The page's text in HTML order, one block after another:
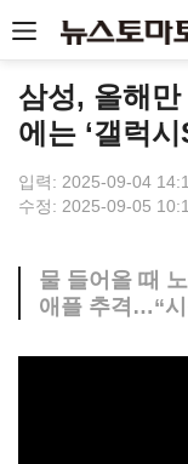
삼성, 올해만
에는 ‘갤럭시
입력: 2025-09-04
수정: 2025-09-05
물 들어올 때
애플 추격…“